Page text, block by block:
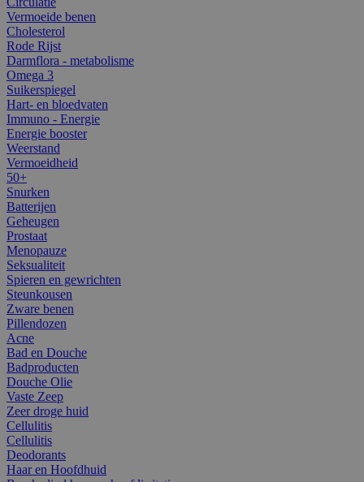
Vermoeide benen
Cholesterol
Rode Rijst
Darmflora - metabolisme
Omega 3
Suikerspiegel
Hart- en bloedvaten
Immuno - Energie
Energie booster
Weerstand
Vermoeidheid
50+
Snurken
Batterijen
Geheugen
Prostaat
Menopauze
Seksualiteit
Spieren en gewrichten
Steunkousen
Zware benen
Pillendozen
Acne
Bad en Douche
Badproducten
Douche Olie
Vaste Zeep
Zeer droge huid
Cellulitis
Cellulitis
Deodorants
Haar en Hoofdhuid